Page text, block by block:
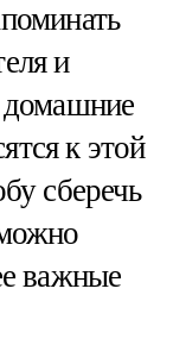
и
домашние
к этой
сберечь
важные